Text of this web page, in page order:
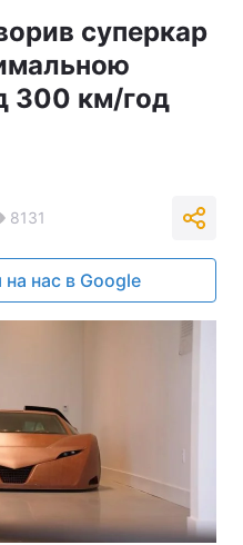
суперкар
300 км/год
8131
на нас в Google